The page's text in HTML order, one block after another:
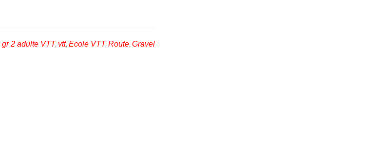
gr 2 adulte VTT vtt Ecole VTT Route Gravel